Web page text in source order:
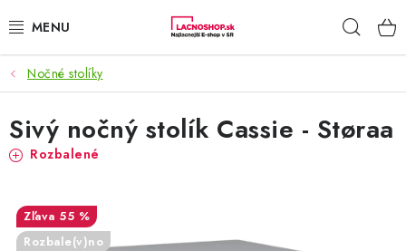
na
NAŠE AKCIE!
NAŠE NOVINKY!
DOMÁCNOSŤ
Nočné stolíky
Sivý nočný stolík Cassie - Støraa
Rozbalené
55 %
Rozbale(v)no